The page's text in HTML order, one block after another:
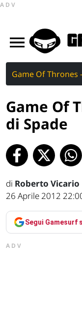
ADV
Game Of Thrones
Game Of
di Spade
di Roberto Vicario
26 Aprile 2012
Segui Gamesurf
ADV